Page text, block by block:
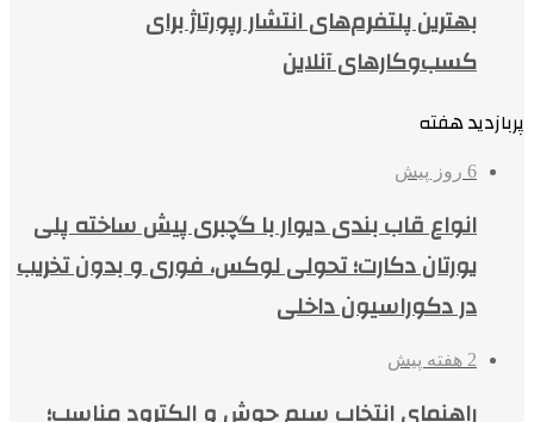
بهترین پلتفرم‌های انتشار رپورتاژ برای
کسب‌وکارهای آنلاین
پربازدید هفته
6 روز پیش
انواع قاب بندی دیوار با گچبری پیش ساخته پلی
یورتان دکارت؛ تحولی لوکس، فوری و بدون تخریب
در دکوراسیون داخلی
2 هفته پیش
راهنمای انتخاب سیم جوش و الکترود مناسب؛